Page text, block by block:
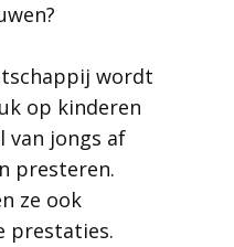
wordt
op kinderen
van jongs af
presteren.
ze ook
prestaties.